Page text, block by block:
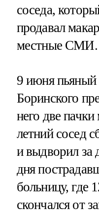
соседа,
продавал
местные СМИ.
9 июня пьяный
Боринского
него две
летний сосед
и выдворил за
дня
больницу, где
скончался от